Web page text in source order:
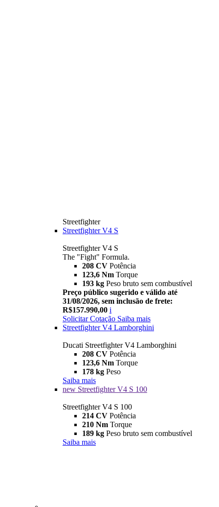
Streetfighter
Streetfighter V4 S
Streetfighter V4 S
The "Fight" Formula.
208 CV Potência
123,6 Nm Torque
193 kg Peso bruto sem combustível
Preço público sugerido e válido até
31/08/2026, sem inclusão de frete:
R$157.990,00 i
Solicitar Cotação Saiba mais
Streetfighter V4 Lamborghini
Ducati Streetfighter V4 Lamborghini
208 CV Potência
123,6 Nm Torque
178 kg Peso
Saiba mais
new Streetfighter V4 S 100
Streetfighter V4 S 100
214 CV Potência
210 Nm Torque
189 kg Peso bruto sem combustível
Saiba mais